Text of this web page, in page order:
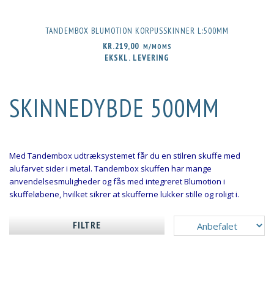
TANDEMBOX BLUMOTION KORPUSSKINNER L:500MM
KR.219,00 M/MOMS
EKSKL. LEVERING
SKINNEDYBDE 500MM
Med Tandembox udtræksystemet får du en stilren skuffe med
alufarvet sider i metal. Tandembox skuffen har mange
anvendelsesmuligheder og fås med integreret Blumotion i
skuffeløbene, hvilket sikrer at skufferne lukker stille og roligt i.
FILTRE